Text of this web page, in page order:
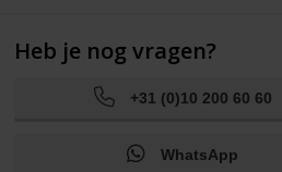
Heb je nog vragen?
+31 (0)10 200 60 60
WhatsApp